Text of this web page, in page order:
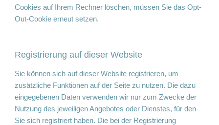
Cookies auf Ihrem Rechner löschen, müssen Sie das Opt-
Out-Cookie erneut setzen.
Registrierung auf dieser Website
Sie können sich auf dieser Website registrieren, um
zusätzliche Funktionen auf der Seite zu nutzen. Die dazu
eingegebenen Daten verwenden wir nur zum Zwecke der
Nutzung des jeweiligen Angebotes oder Dienstes, für den
Sie sich registriert haben. Die bei der Registrierung